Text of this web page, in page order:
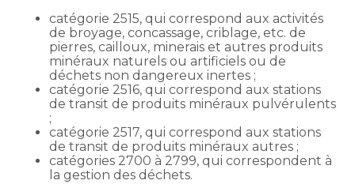
catégorie 2515, qui correspond aux activités
de broyage, concassage, criblage, etc. de
pierres, cailloux, minerais et autres produits
minéraux naturels ou artificiels ou de
déchets non dangereux inertes ;
catégorie 2516, qui correspond aux stations
de transit de produits minéraux pulvérulents
;
catégorie 2517, qui correspond aux stations
de transit de produits minéraux autres ;
catégories 2700 à 2799, qui correspondent à
la gestion des déchets.